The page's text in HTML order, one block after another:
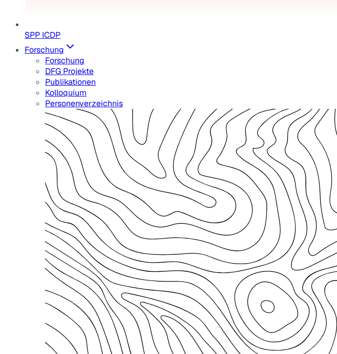
SPP ICDP
Forschung
Forschung
DFG Projekte
Publikationen
Kolloquium
Personenverzeichnis